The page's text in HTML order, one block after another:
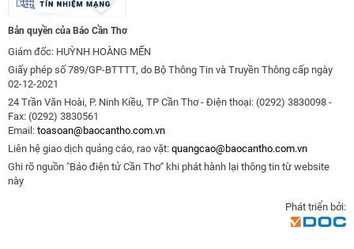
Bản quyền của Báo Cần Thơ
Giám đốc: HUỲNH HOÀNG MẾN
Giấy phép số 789/GP-BTTTT, do Bộ Thông Tin và Truyền Thông cấp ngày
02-12-2021
24 Trần Văn Hoài, P. Ninh Kiều, TP Cần Thơ - Điện thoại: (0292) 3830098 -
Fax: (0292) 3830561
Email: toasoan@baocantho.com.vn
Liên hệ giao dịch quảng cáo, rao vặt: quangcao@baocantho.com.vn
Ghi rõ nguồn "Báo điện tử Cần Thơ" khi phát hành lại thông tin từ website
này
Phát triển bởi: